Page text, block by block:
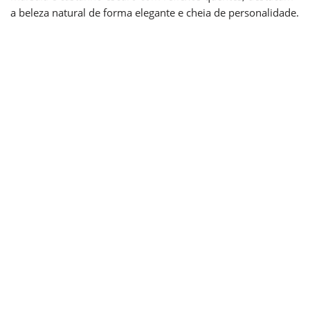
a beleza natural de forma elegante e cheia de personalidade.